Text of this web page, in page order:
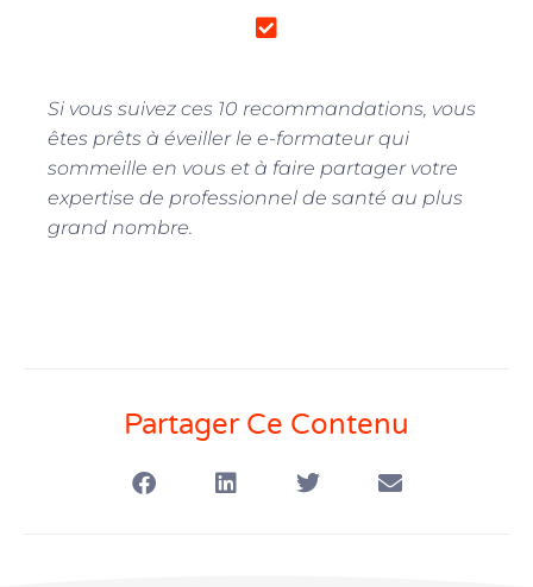
Si vous suivez ces 10 recommandations, vous
êtes prêts à éveiller le e-formateur qui
sommeille en vous et à faire partager votre
expertise de professionnel de santé au plus
grand nombre.
Partager Ce Contenu